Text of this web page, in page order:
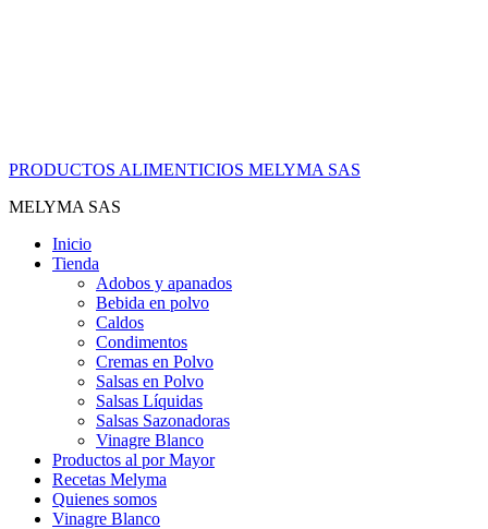
PRODUCTOS ALIMENTICIOS MELYMA SAS
MELYMA SAS
Inicio
Tienda
Adobos y apanados
Bebida en polvo
Caldos
Condimentos
Cremas en Polvo
Salsas en Polvo
Salsas Líquidas
Salsas Sazonadoras
Vinagre Blanco
Productos al por Mayor
Recetas Melyma
Quienes somos
Vinagre Blanco